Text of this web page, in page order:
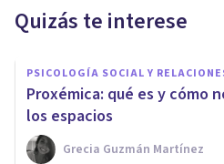
Quizás te interese
PSICOLOGÍA SOCIAL Y
Proxémica: qué es y cómo
los espacios
Grecia Guzmán Martínez